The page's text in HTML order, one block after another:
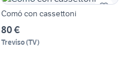
Comó con cassettoni
80 €
Treviso(TV)